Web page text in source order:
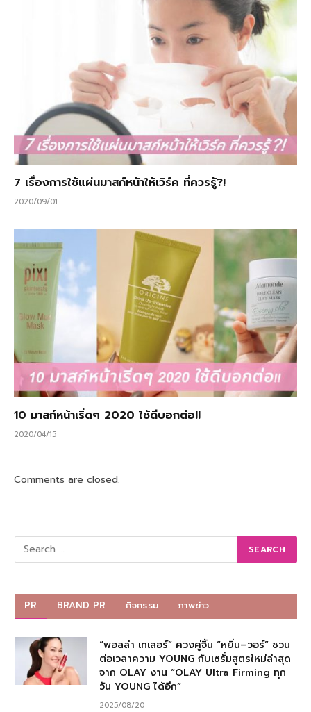
7 เรื่องการใช้แผ่นมาสก์หน้าให้เวิร์ค ที่ควรรู้?!
2020/09/01
10 มาสก์หน้าเริ่ดๆ 2020 ใช้ดีบอกต่อ!!
2020/04/15
Comments are closed.
PR BRAND PR กิจกรรม ภาพข่าว
“พอลล่า เทเลอร์” ควงคู่จิ้น “หยิ่น–วอร์” ชวน
ต่อเวลาความ YOUNG กับเซรั่มสูตรใหม่ล่าสุด
จาก OLAY งาน “OLAY Ultra Firming ทุก
วัน YOUNG ได้อีก”
2025/08/20